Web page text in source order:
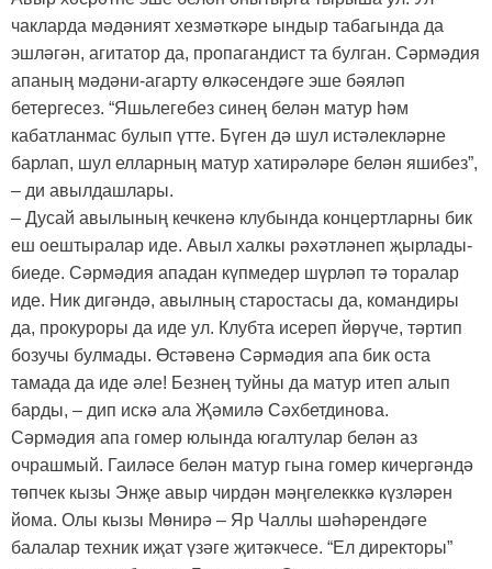
чакларда мәдәният хезмәткәре ындыр табагында да
эшләгән, агитатор да, пропагандист та булган. Сәрмәдия
апаның мәдәни-агарту өлкәсендәге эше бәяләп
бетергесез. “Яшьлегебез синең белән матур һәм
кабатланмас булып үтте. Бүген дә шул истәлекләрне
барлап, шул елларның матур хатирәләре белән яшибез”,
– ди авылдашлары.
– Дусай авылының кечкенә клубында концертларны бик
еш оештыралар иде. Авыл халкы рәхәтләнеп җырлады-
биеде. Сәрмәдия ападан күпмедер шүрләп тә торалар
иде. Ник дигәндә, авылның старостасы да, командиры
да, прокуроры да иде ул. Клубта исереп йөрүче, тәртип
бозучы булмады. Өстәвенә Сәрмәдия апа бик оста
тамада да иде әле! Безнең туйны да матур итеп алып
барды, – дип искә ала Җәмилә Сәхбетдинова.
Сәрмәдия апа гомер юлында югалтулар белән аз
очрашмый. Гаиләсе белән матур гына гомер кичергәндә
төпчек кызы Энҗе авыр чирдән мәңгелекккә күзләрен
йома. Олы кызы Мөнирә – Яр Чаллы шәһәрендәге
балалар техник иҗат үзәге җитәкчесе. “Ел директоры”